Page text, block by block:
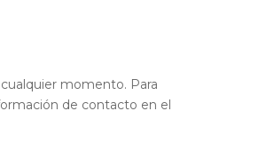
momento. Para
de contacto en el